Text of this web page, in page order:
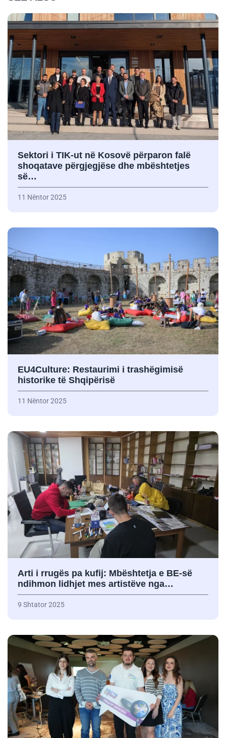
Sektori i TIK-ut në Kosovë përparon falë
shoqatave përgjegjëse dhe mbështetjes
së…
11 Nëntor 2025
EU4Culture: Restaurimi i trashëgimisë
historike të Shqipërisë
11 Nëntor 2025
Arti i rrugës pa kufij: Mbështetja e BE-së
ndihmon lidhjet mes artistëve nga…
9 Shtator 2025